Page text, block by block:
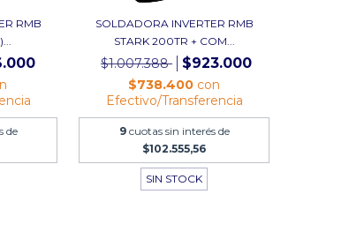
RMB
de
SOLDADORA INVERTER RMB
STARK 200TR + COM...
$1.007.388 $923.000
$738.400 con
Efectivo/Transferencia
9 cuotas sin interés de
$102.555,56
SIN STOCK